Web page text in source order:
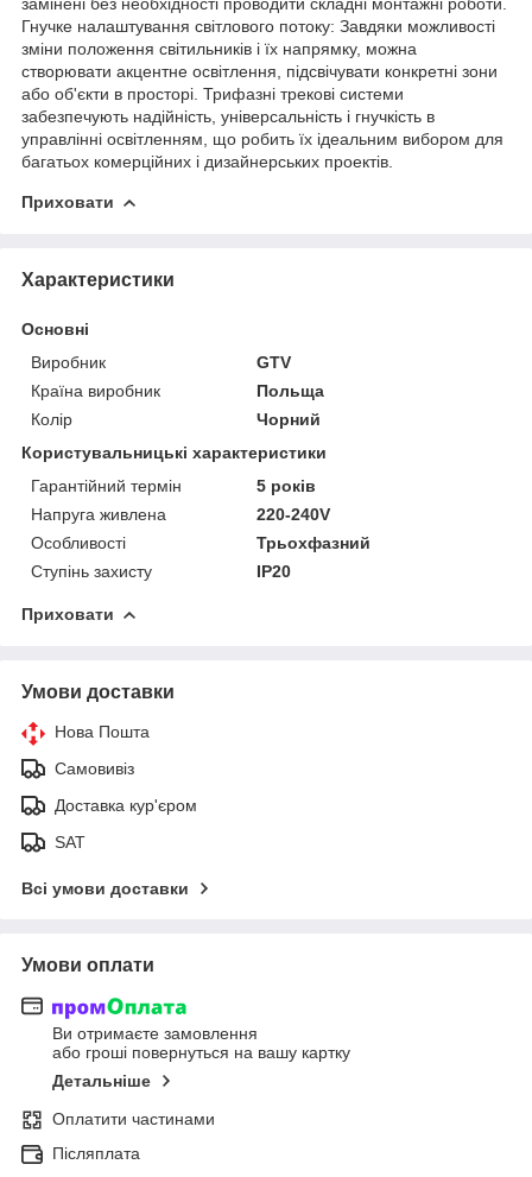
Гнучке налаштування світлового потоку: Завдяки можливості
зміни положення світильників і їх напрямку, можна
створювати акцентне освітлення, підсвічувати конкретні зони
або об'єкти в просторі. Трифазні трекові системи
забезпечують надійність, універсальність і гнучкість в
управлінні освітленням, що робить їх ідеальним вибором для
багатьох комерційних і дизайнерських проектів.
Приховати
Характеристики
Основні
Виробник
GTV
Країна виробник
Польща
Колір
Чорний
Користувальницькі характеристики
Гарантійний термін
5 років
Напруга живлена
220-240V
Особливості
Трьохфазний
Ступінь захисту
IP20
Приховати
Умови доставки
Нова Пошта
Самовивіз
Доставка кур'єром
SAT
Всі умови доставки
Умови оплати
Ви отримаєте замовлення
або гроші повернуться на вашу картку
Детальніше
Оплатити частинами
Післяплата